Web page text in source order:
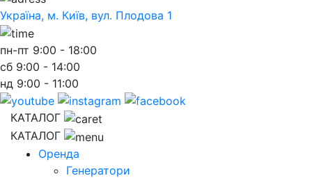
Україна, м. Київ, вул. Плодова 1
пн-пт 9:00 - 18:00
сб 9:00 - 14:00
нд 9:00 - 11:00
КАТАЛОГ
КАТАЛОГ
Оренда
Генератори